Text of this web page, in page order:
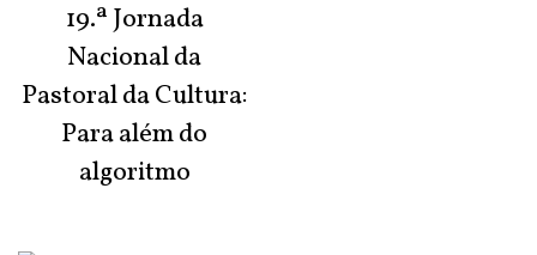
19.ª Jornada
Nacional da
Pastoral da Cultura:
Para além do
algoritmo